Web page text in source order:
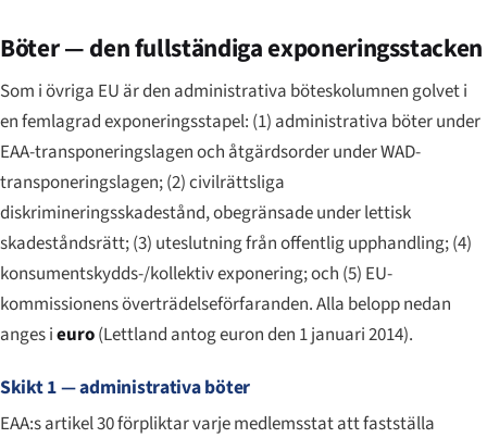
Böter — den fullständiga exponeringsstacken
Som i övriga EU är den administrativa böteskolumnen golvet i
en femlagrad exponeringsstapel: (1) administrativa böter under
EAA-transponeringslagen och åtgärdsorder under WAD-
transponeringslagen; (2) civilrättsliga
diskrimineringsskadestånd, obegränsade under lettisk
skadeståndsrätt; (3) uteslutning från offentlig upphandling; (4)
konsumentskydds-/kollektiv exponering; och (5) EU-
kommissionens överträdelseförfaranden. Alla belopp nedan
anges ieuro(Lettland antog euron den 1 januari 2014).
Skikt 1 — administrativa böter
EAA:s artikel 30 förpliktar varje medlemsstat att fastställa